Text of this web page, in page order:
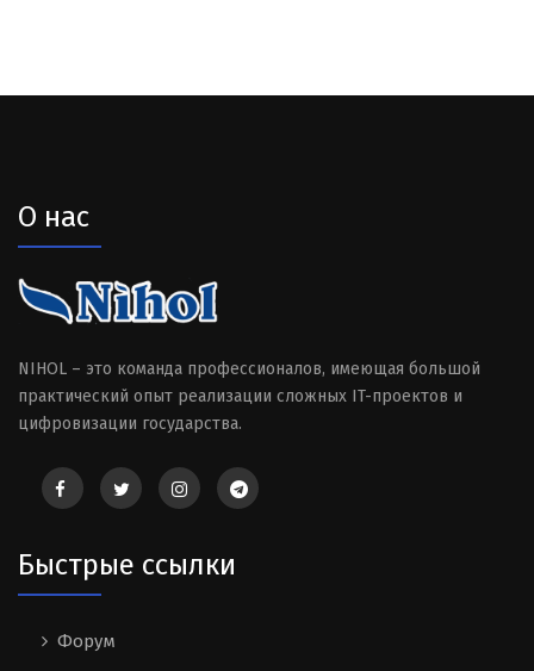
О нас
NIHOL – это команда профессионалов, имеющая большой
практический опыт реализации сложных IT-проектов и
цифровизации государства.
Быстрые ссылки
Форум